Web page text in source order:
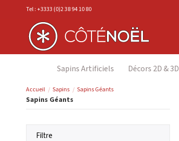
Tel : +3333 (0)2 38 94 10 80
Sapins Artificiels Décors 2D & 3D
Accueil Sapins Sapins Géants
Sapins Géants
Filtre